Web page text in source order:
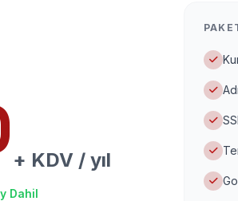
+ KDV / yıl
Dahil